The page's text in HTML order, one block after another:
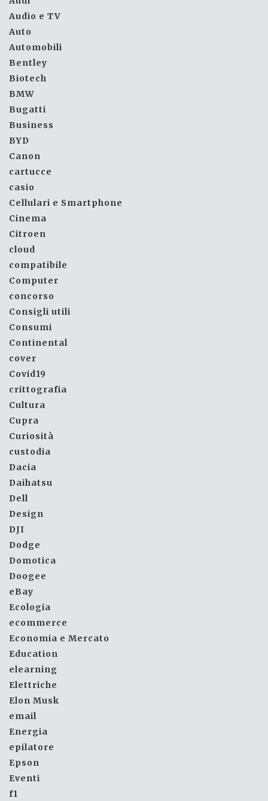
Audio e TV
Auto
Automobili
Bentley
Biotech
BMW
Bugatti
Business
BYD
Canon
cartucce
casio
Cellulari e Smartphone
Cinema
Citroen
cloud
compatibile
Computer
concorso
Consigli utili
Consumi
Continental
cover
Covid19
crittografia
Cultura
Cupra
Curiosità
custodia
Dacia
Daihatsu
Dell
Design
DJI
Dodge
Domotica
Doogee
eBay
Ecologia
ecommerce
Economia e Mercato
Education
elearning
Elettriche
Elon Musk
email
Energia
epilatore
Epson
Eventi
f1